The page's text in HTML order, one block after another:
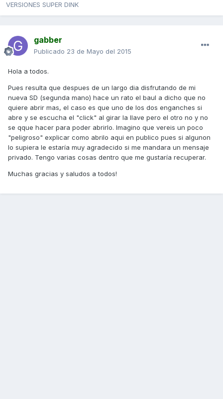
VERSIONES SUPER DINK
gabber
Publicado 23 de Mayo del 2015
Hola a todos.
Pues resulta que despues de un largo dia disfrutando de mi
nueva SD (segunda mano) hace un rato el baul a dicho que no
quiere abrir mas, el caso es que uno de los dos enganches si
abre y se escucha el "click" al girar la llave pero el otro no y no
se qque hacer para poder abrirlo. Imagino que vereis un poco
"peligroso" explicar como abrilo aqui en publico pues si algunon
lo supiera le estaría muy agradecido si me mandara un mensaje
privado. Tengo varias cosas dentro que me gustaría recuperar.
Muchas gracias y saludos a todos!